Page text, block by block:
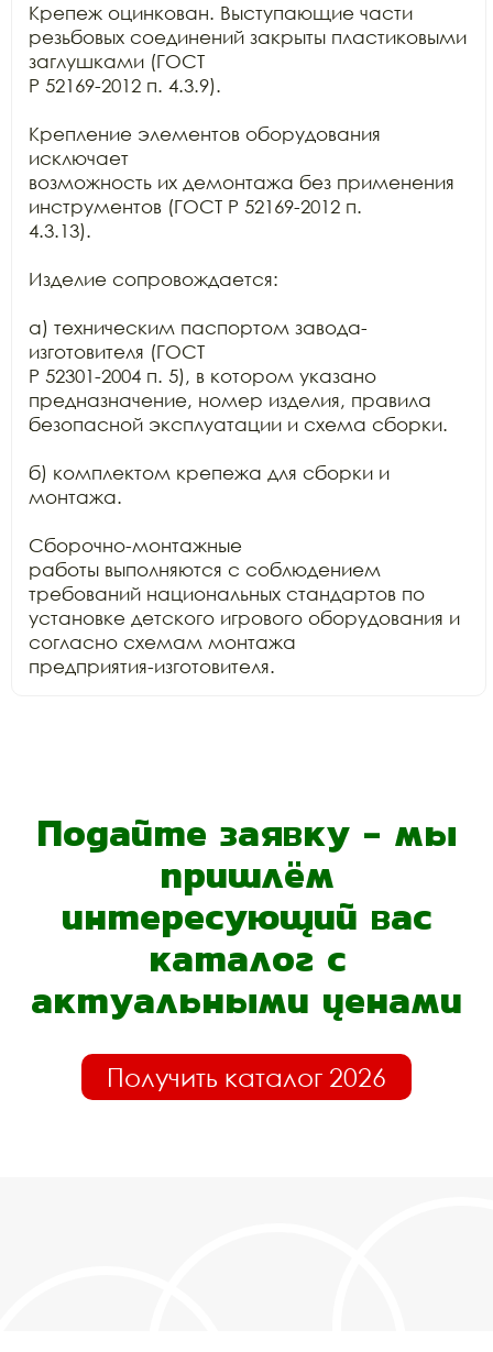
Крепеж оцинкован. Выступающие части
резьбовых соединений закрыты пластиковыми
заглушками (ГОСТ
Р 52169-2012 п. 4.3.9).
Крепление элементов оборудования
исключает
возможность их демонтажа без применения
инструментов (ГОСТ Р 52169-2012 п.
4.3.13).
Изделие сопровождается:
а) техническим паспортом завода-
изготовителя (ГОСТ
Р 52301-2004 п. 5), в котором указано
предназначение, номер изделия, правила
безопасной эксплуатации и схема сборки.
б) комплектом крепежа для сборки и
монтажа.
Сборочно-монтажные
работы выполняются с соблюдением
требований национальных стандартов по
установке детского игрового оборудования и
согласно схемам монтажа
предприятия-изготовителя.
Подайте заявку - мы
пришлём
интересующий вас
каталог с
актуальными ценами
Получить каталог 2026